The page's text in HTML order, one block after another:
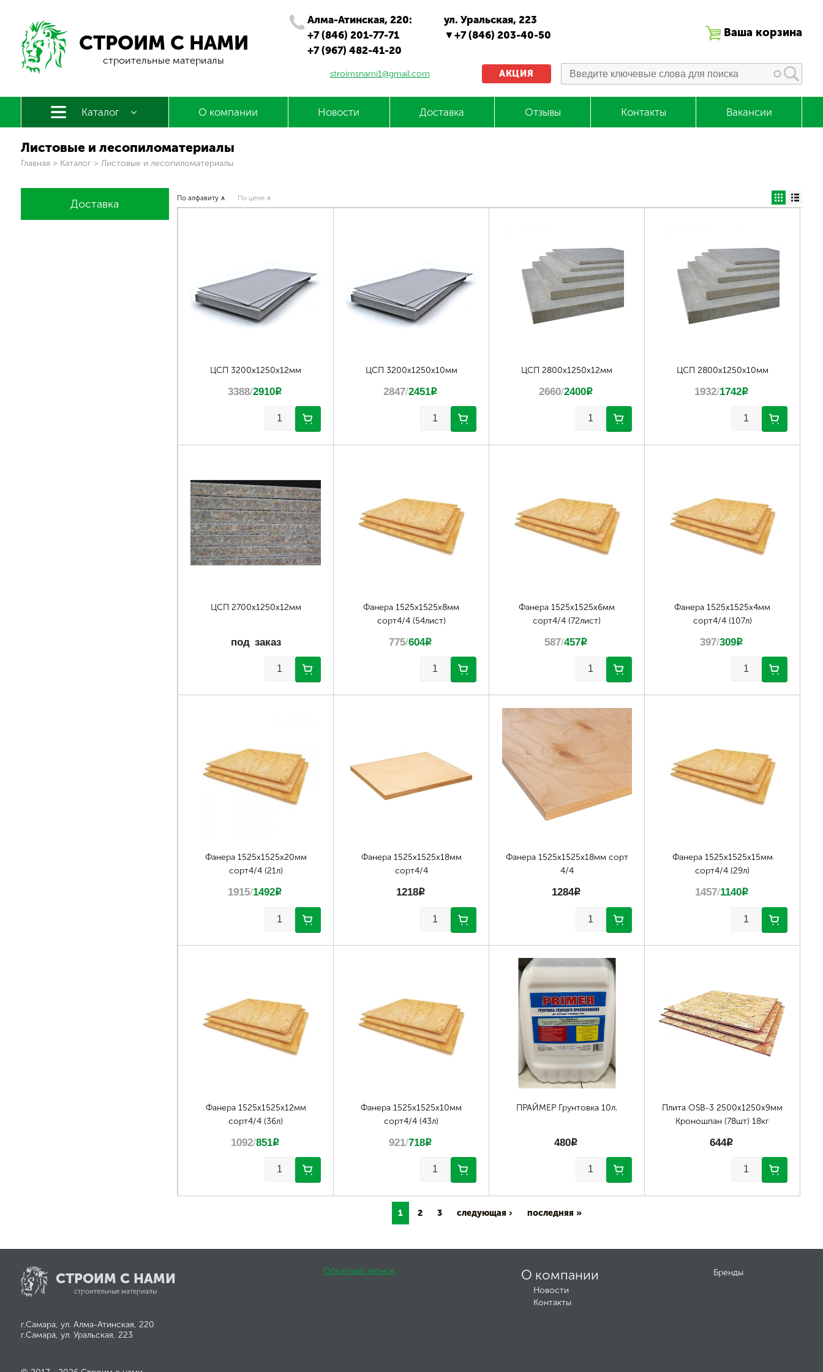
СТРОИМ С НАМИ
строительные материалы
Алма-Атинская, 220:
+7 (846) 201-77-71
+7 (967) 482-41-20
ул. Уральская, 223
+7 (846) 203-40-50
Ваша корзина
stroimsnami1@gmail.com АКЦИЯ
Каталог О компании Новости Доставка Отзывы Контакты Вакансии
Листовые и лесопиломатериалы
Вы здесь
Главная > Каталог > Листовые и лесопиломатериалы
Доставка По алфавиту ∧ По цене ∧
ЦСП 3200х1250х12мм
3388/2910p
ЦСП 3200х1250х10мм
2847/2451p
ЦСП 2800х1250х12мм
2660/2400p
ЦСП 2800х1250х10мм
1932/1742p
ЦСП 2700х1250х12мм
под заказ
Фанера 1525х1525х8мм
сорт4/4 (54лист)
775/604p
Фанера 1525х1525х6мм
сорт4/4 (72лист)
587/457p
Фанера 1525х1525х4мм
сорт4/4 (107л)
397/309p
Фанера 1525х1525х20мм
сорт4/4 (21л)
1915/1492p
Фанера 1525х1525х18мм
сорт4/4
1218p
Фанера 1525х1525х18мм сорт
4/4
1284p
Фанера 1525х1525х15мм
сорт4/4 (29л)
1457/1140p
Фанера 1525х1525х12мм
сорт4/4 (36л)
1092/851p
Фанера 1525х1525х10мм
сорт4/4 (43л)
921/718p
ПРАЙМЕР Грунтовка 10л.
480p
Плита OSB-3 2500х1250х9мм
Кроношпан (78шт) 18кг
644p
1 2 3 следующая › последняя »
СТРОИМ С НАМИ
строительные материалы
г.Самара, ул. Алма-Атинская, 220
г.Самара, ул. Уральская, 223
Обратный звонок О компании
Новости
Контакты
Бренды